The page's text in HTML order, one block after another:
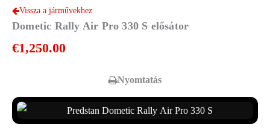
Vissza a járművekhez
Dometic Rally Air Pro 330 S elősátor
€1,250.00
Nyomtatás